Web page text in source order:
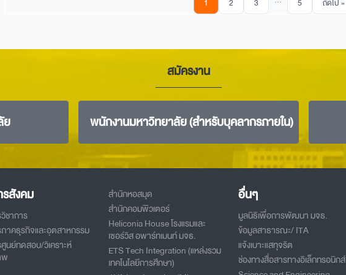
1 2 3 5 ถัดไป »
สมัครงาน
ย พนักงานมหาวิทยาลัย (สำหรับบุคลากรภายใน)
สังคม
ชาการ
าคธุรกิจและอุตสาหกรรม
นย์ทดสอบ/วิเคราะห์
สำนักหอสมุด
สำนักคอมพิวเตอร์
Heliconia House โรงแรมและ
เซอร์วิส อพาร์ทเมนท์ มจธ.
ETS Tech Integration (แหล่งรวม
เทคโนโลยีการศึกษา)
อื่นๆ
มูลนิธิเพื่อการพัฒนา มจธ.
ข้อมูลสาธารณะ/ ITA
แจ้งเบาะแสทุจริต
ช่องทางสื่อสารทางอิเล็กทรอนิกส์